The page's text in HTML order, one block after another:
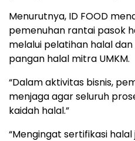
Menurutnya, ID FOOD
pemenuhan rantai pasok
melalui pelatihan halal
pangan halal mitra UMKM.
“Dalam aktivitas bisnis,
menjaga agar seluruh
kaidah halal.”
“Mengingat sertifikasi